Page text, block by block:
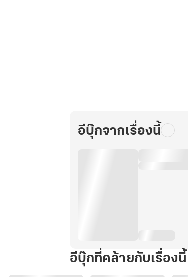
อีบุ๊กจากเรื่องนี้
อีบุ๊กที่คล้ายกับเรื่องนี้